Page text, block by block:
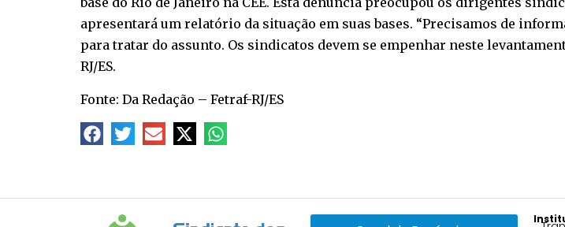
apresentará um relatório da situação em suas bases. “Precisamos de
para tratar do assunto. Os sindicatos devem se empenhar neste
RJ/ES.
Fonte: Da Redação – Fetraf-RJ/ES